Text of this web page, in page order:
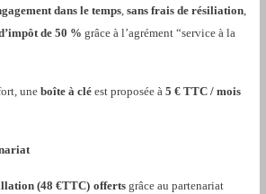
dans le temps, sans frais de résiliation,
de 50 % grâce à l’agrément “service à la
une boîte à cléest proposée à 5 € TTC / mois
(48 €TTC) offertsgrâce au partenariat